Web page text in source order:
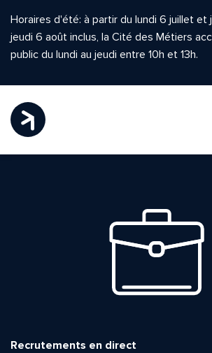
Horaires d'été: à partir du lundi 6 juillet et
jeudi 6 août inclus, la Cité des Métiers
public du lundi au jeudi entre 10h et 13h.
Recrutements en direct